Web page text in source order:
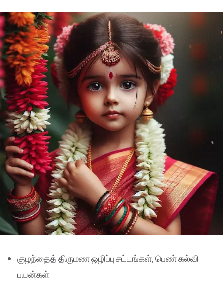
குழந்தைத் திருமண ஒழிப்பு சட்டங்கள், பெண் கல்வி
பயன்கள்